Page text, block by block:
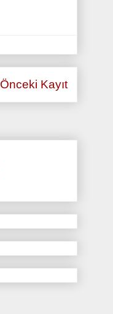
Önceki Kayıt